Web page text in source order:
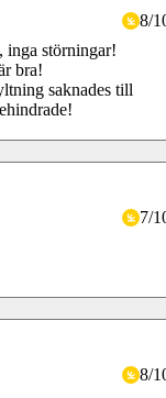
8/
inga störningar!
bra!
saknades till
7/
8/